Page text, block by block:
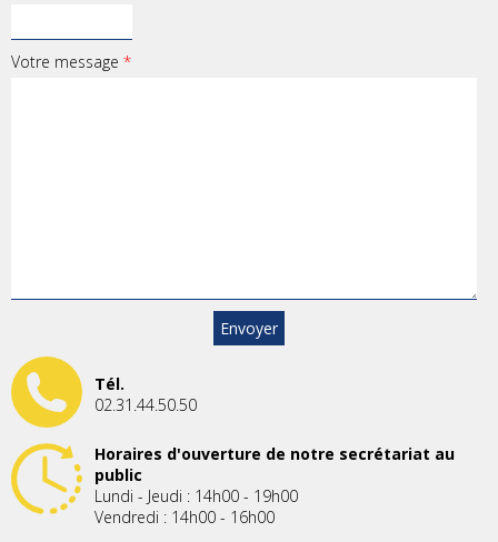
Votre message *
Tél.
02.31.44.50.50
Horaires d'ouverture de notre secrétariat au
public
Lundi - Jeudi : 14h00 - 19h00
Vendredi : 14h00 - 16h00